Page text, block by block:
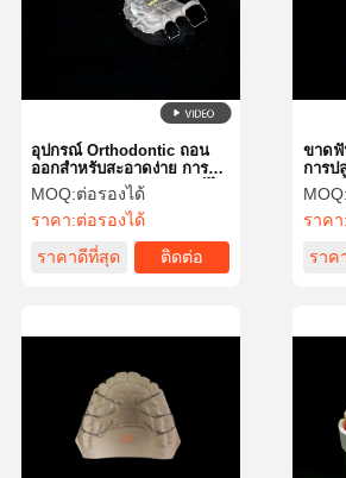
ขาดฟั
การป
แม่นยํ
6 สัป
MOQ:
ราคา:
ราค
อุปกรณ์ Orthodontic ถอน
ออกสําหรับสะอาดง่าย การ
ถอนสะดวกสบายกับการแก้ไข
ไม่ต้องกังวล
MOQ:ต่อรองได้
ราคา:ต่อรองได้
ราคาดีที่สุด
ติดต่อ